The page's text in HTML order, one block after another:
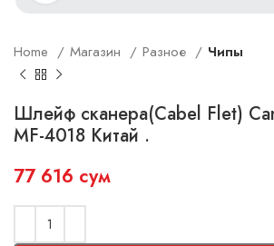
Home Магазин Разное Чипы
Шлейф сканера(Cabel Flet)
MF-4018 Китай .
77 616 сум